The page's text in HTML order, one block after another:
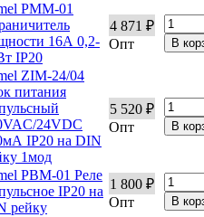
PMM-01
16А 0,2-
IP20
4 871 ₽
Опт
ZIM-24/04
питания
24VDC
IP20 на DIN
1мод
5 520 ₽
Опт
PBM-01 Реле
IP20 на
рейку
1 800 ₽
Опт